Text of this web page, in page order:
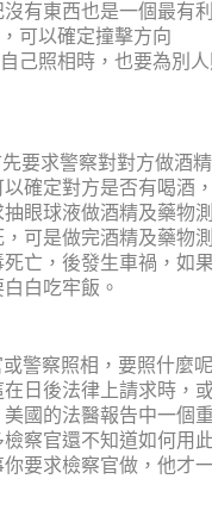
有東西也是一個最有
可以確定撞擊方向
己照相時，也要為別人
要求警察對對方做酒
確定對方是否有喝酒
眼球液做酒精及藥物
，可是做完酒精及藥物
亡，後發生車禍，如
白吃牢飯。
警察照相，要照什麼
日後法律上請求時，
國的法醫報告中一個
察官還不知道如何用
要求檢察官做，他才